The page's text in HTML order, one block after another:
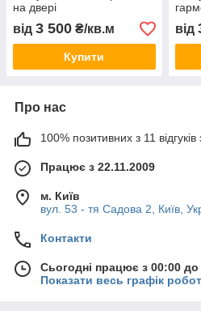
на двері
від 3 500 ₴/кв.м
Купити
від
Про нас
100% позитивних з 11 відгуків
Працює з 22.11.2009
м. Київ
вул. 53 - тя Садова 2, Київ,
Контакти
Сьогодні працює з 00:00 до
Показати весь графік